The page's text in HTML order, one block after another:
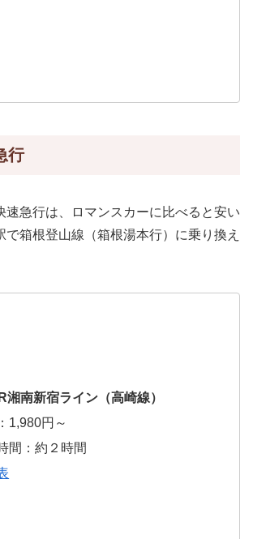
行
速急行は、ロマンスカーに比べると安い
で箱根登山線（箱根湯本行）に乗り換え
湘南新宿ライン（高崎線）
1,980円～
間：約２時間